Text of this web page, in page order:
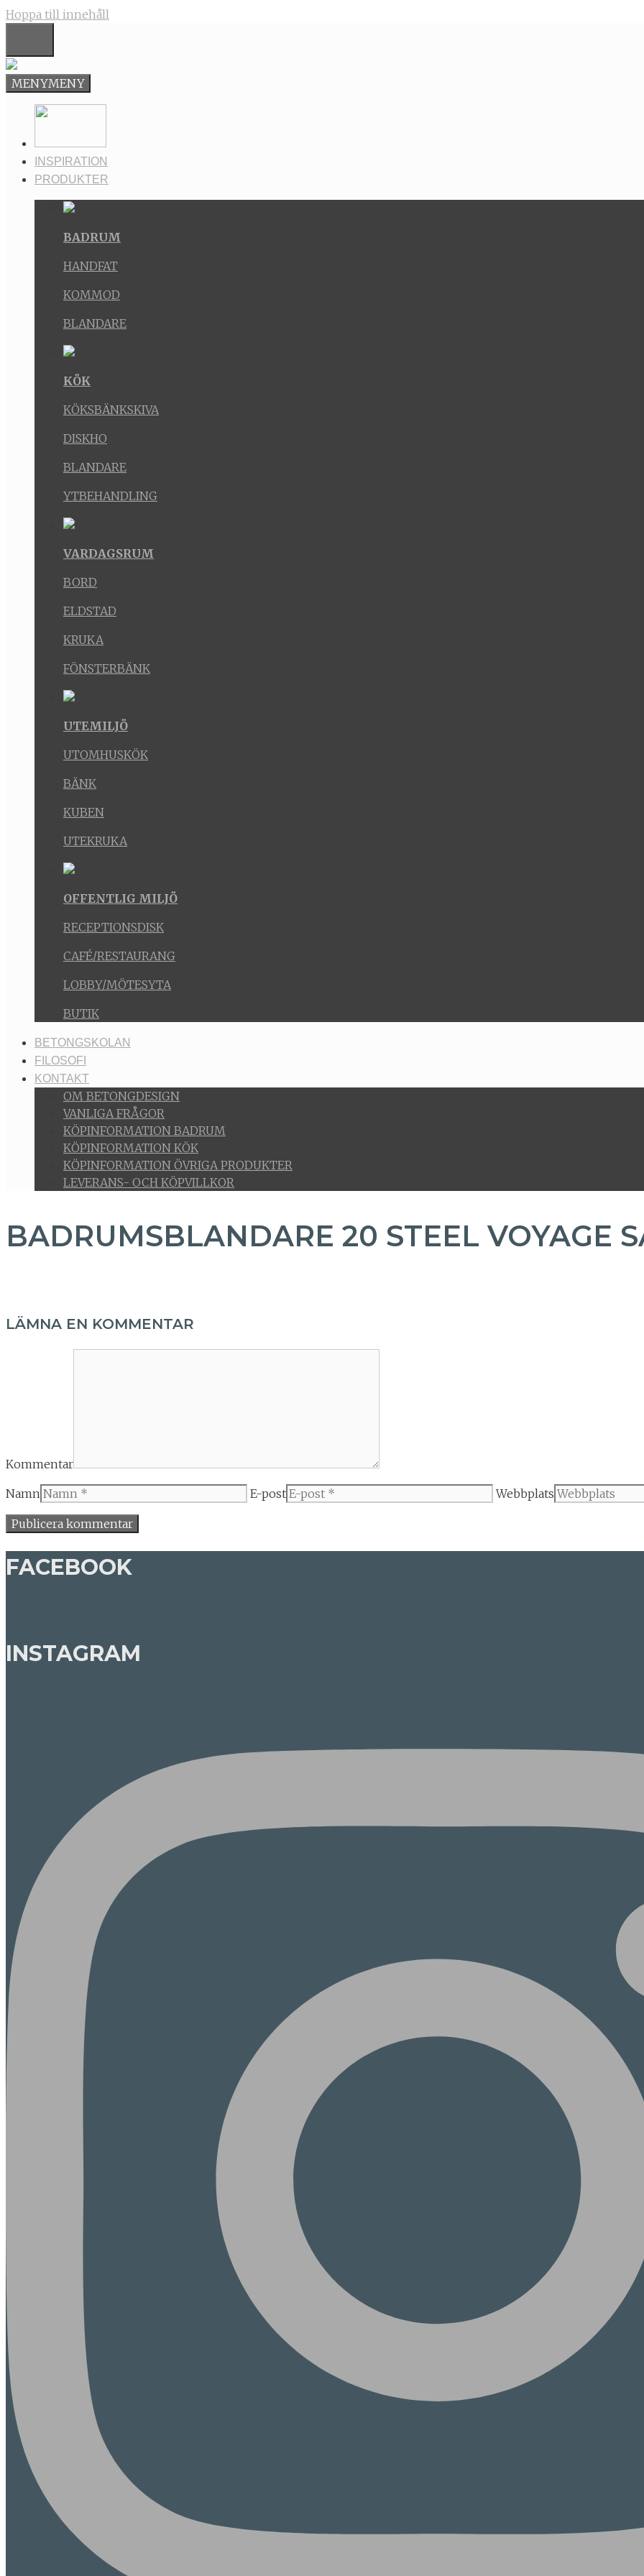
Hoppa till innehåll
MENYMENY
INSPIRATION
PRODUKTER
BADRUM
HANDFAT
KOMMOD
BLANDARE
KÖK
KÖKSBÄNKSKIVA
DISKHO
BLANDARE
YTBEHANDLING
VARDAGSRUM
BORD
ELDSTAD
KRUKA
FÖNSTERBÄNK
UTEMILJÖ
UTOMHUSKÖK
BÄNK
KUBEN
UTEKRUKA
OFFENTLIG MILJÖ
RECEPTIONSDISK
CAFÉ/RESTAURANG
LOBBY/MÖTESYTA
BUTIK
BETONGSKOLAN
FILOSOFI
KONTAKT
OM BETONGDESIGN
VANLIGA FRÅGOR
KÖPINFORMATION BADRUM
KÖPINFORMATION KÖK
KÖPINFORMATION ÖVRIGA PRODUKTER
LEVERANS- OCH KÖPVILLKOR
BADRUMSBLANDARE 20 STEEL VOYAGE
LÄMNA EN KOMMENTAR
Kommentar
Namn E-post Webbplats
FACEBOOK
INSTAGRAM